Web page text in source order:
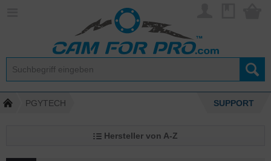
PGYTECH SUPPORT
Hersteller von A-Z